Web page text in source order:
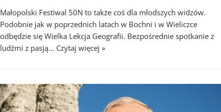
Małopolski Festiwal 50N to także coś dla młodszych widzów.
Podobnie jak w poprzednich latach w Bochni i w Wieliczce
odbędzie się Wielka Lekcja Geografii. Bezpośrednie spotkanie z
ludźmi z pasją… Czytaj więcej »